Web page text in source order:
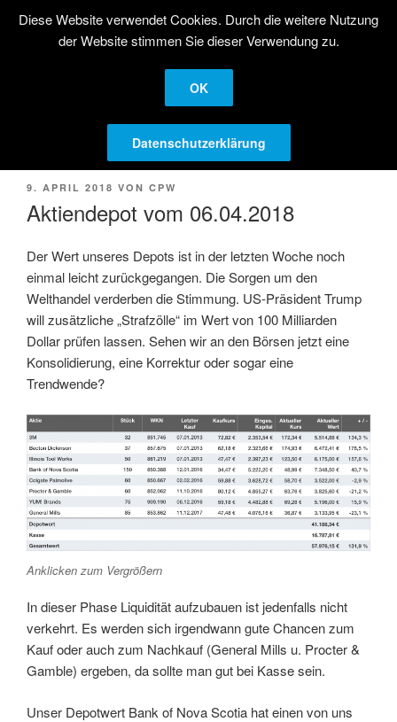
InhaltSTRATEGISCHE
AKTIENANLAGE
Langfristige Kapitalanlage in Aktien
Menü
VERÖFFENTLICHT
9. APRIL 2018 VON CPW
Aktiendepot vom 06.04.2018
Der Wert unseres Depots ist in der letzten Woche noch
einmal leicht zurückgegangen. Die Sorgen um den
Welthandel verderben die Stimmung. US-Präsident Trump
will zusätzliche „Strafzölle“ im Wert von 100 Milliarden
Dollar prüfen lassen. Sehen wir an den Börsen jetzt eine
Konsolidierung, eine Korrektur oder sogar eine
Trendwende?
Anklicken zum Vergrößern
In dieser Phase Liquidität aufzubauen ist jedenfalls nicht
verkehrt. Es werden sich irgendwann gute Chancen zum
Kauf oder auch zum Nachkauf (General Mills u. Procter &
Gamble) ergeben, da sollte man gut bei Kasse sein.
Unser Depotwert Bank of Nova Scotia hat einen von uns
Diese Website verwendet Cookies. Durch die weitere Nutzung
der Website stimmen Sie dieser Verwendung zu.
OK
Datenschutzerklärung